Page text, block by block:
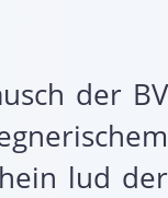
der BV
lud der